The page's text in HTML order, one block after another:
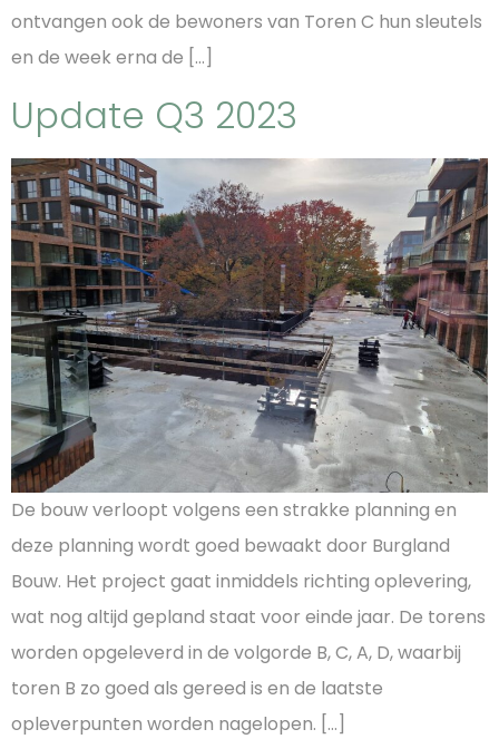
ontvangen ook de bewoners van Toren C hun sleutels
en de week erna de […]
Update Q3 2023
De bouw verloopt volgens een strakke planning en
deze planning wordt goed bewaakt door Burgland
Bouw. Het project gaat inmiddels richting oplevering,
wat nog altijd gepland staat voor einde jaar. De torens
worden opgeleverd in de volgorde B, C, A, D, waarbij
toren B zo goed als gereed is en de laatste
opleverpunten worden nagelopen. […]